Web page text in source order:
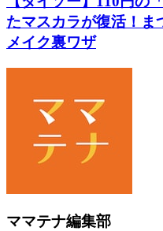
たマスカラが復活！ま
メイク裏ワザ
ママテナ編集部